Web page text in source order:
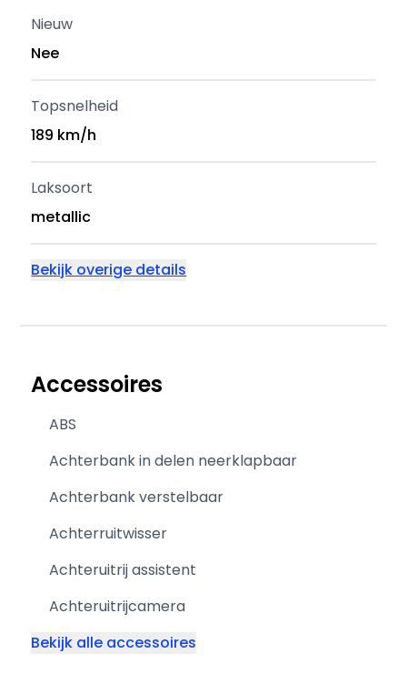
Nieuw
Nee
Topsnelheid
189 km/h
Laksoort
metallic
Bekijk overige details
Accessoires
ABS
Achterbank in delen neerklapbaar
Achterbank verstelbaar
Achterruitwisser
Achteruitrij assistent
Achteruitrijcamera
Bekijk alle accessoires